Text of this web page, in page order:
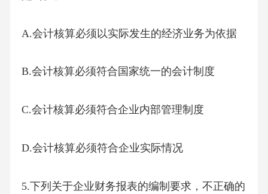
A.会计核算必须以实际发生的经济业务为依据
B.会计核算必须符合国家统一的会计制度
C.会计核算必须符合企业内部管理制度
D.会计核算必须符合企业实际情况
5.下列关于企业财务报表的编制要求，不正确的